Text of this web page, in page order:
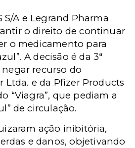
S/A e Legrand Pharma
o direito de continuar
o medicamento para
A decisão é da 3ª
recurso do
Ltda. e da Pfizer Products
“Viagra”, que pediam a
de circulação.
ação inibitória,
e danos, objetivando